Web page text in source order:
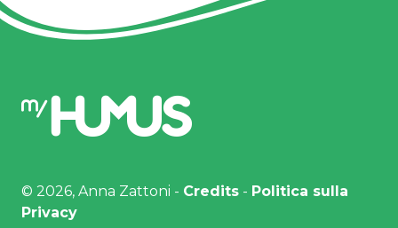
© 2026, Anna Zattoni - Credits - Politica sulla
Privacy